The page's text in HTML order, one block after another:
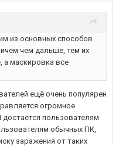
из основных способов
чем дальше, тем их
а маскировка все
ещё очень популярен
огромное
пользователям
обычных ПК,
заражения от таких